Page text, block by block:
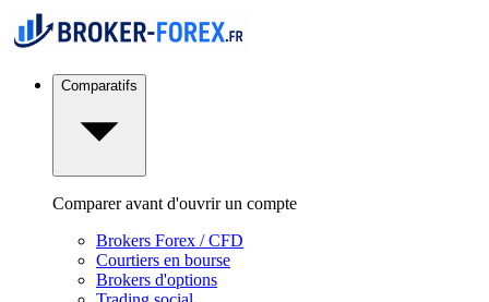
Comparatifs
Comparer avant d'ouvrir un compte
Brokers Forex / CFD
Courtiers en bourse
Brokers d'options